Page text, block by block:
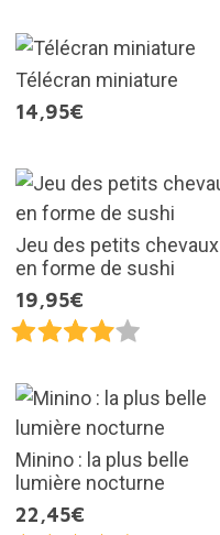
Télécran miniature
14,95€
Jeu des petits chevaux
en forme de sushi
19,95€
Minino : la plus belle
lumière nocturne
22,45€